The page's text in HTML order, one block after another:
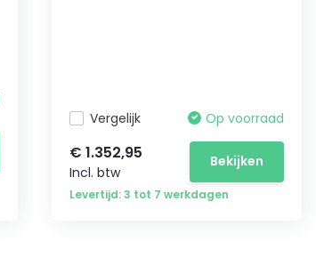
Vergelijk Op voorraad
€ 1.352,95
Incl. btw
Bekijken
Levertijd: 3 tot 7 werkdagen